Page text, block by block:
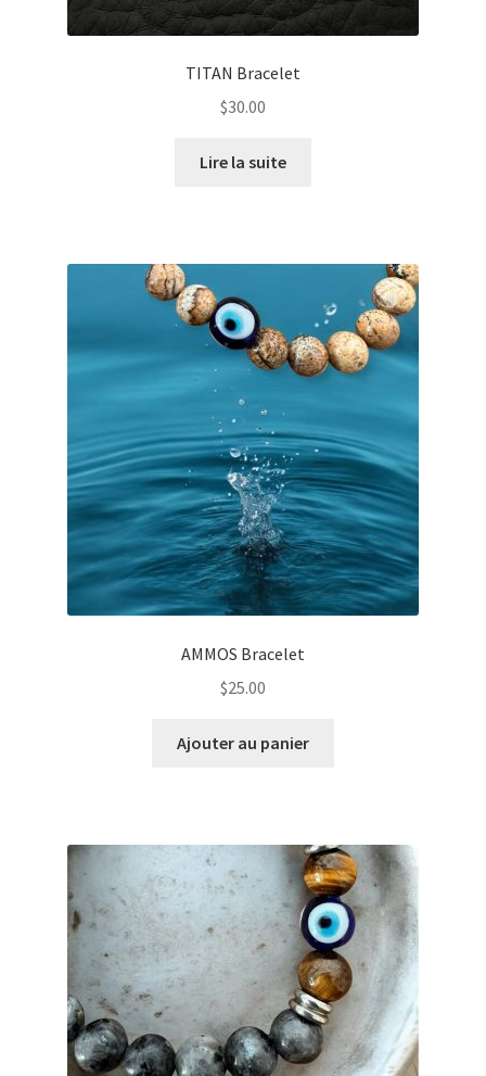
TITAN Bracelet
$30.00
Lire la suite
AMMOS Bracelet
$25.00
Ajouter au panier